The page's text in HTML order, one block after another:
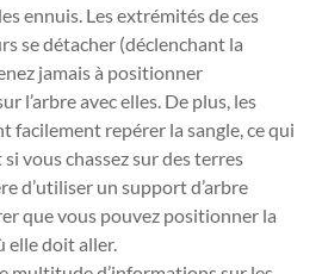
ennuis. Les extrémités de ces
se détacher (déclenchant la
jamais à positionner
l’arbre avec elles. De plus, les
facilement repérer la sangle, ce qui
vous chassez sur des terres
d’utiliser un support d’arbre
que vous pouvez positionner la
elle doit aller.